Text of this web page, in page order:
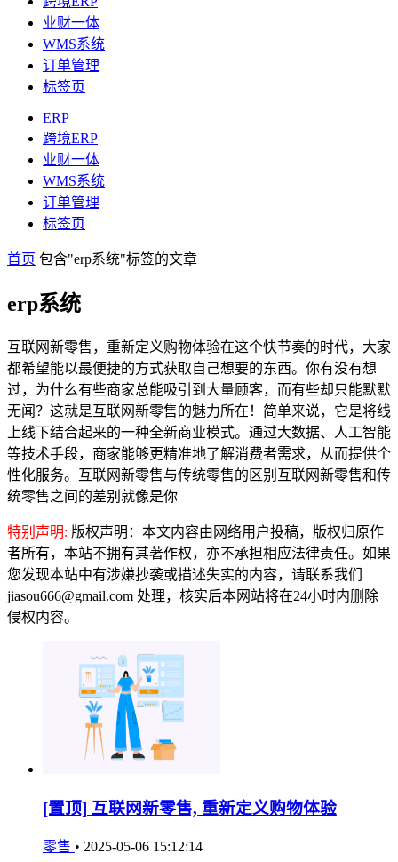
业财一体
WMS系统
订单管理
标签页
ERP
跨境ERP
业财一体
WMS系统
订单管理
标签页
首页 包含"erp系统"标签的文章
erp系统
互联网新零售，重新定义购物体验在这个快节奏的时代，大家
都希望能以最便捷的方式获取自己想要的东西。你有没有想
过，为什么有些商家总能吸引到大量顾客，而有些却只能默默
无闻？这就是互联网新零售的魅力所在！简单来说，它是将线
上线下结合起来的一种全新商业模式。通过大数据、人工智能
等技术手段，商家能够更精准地了解消费者需求，从而提供个
性化服务。互联网新零售与传统零售的区别互联网新零售和传
统零售之间的差别就像是你
特别声明: 版权声明：本文内容由网络用户投稿，版权归原作
者所有，本站不拥有其著作权，亦不承担相应法律责任。如果
您发现本站中有涉嫌抄袭或描述失实的内容，请联系我们
jiasou666@gmail.com 处理，核实后本网站将在24小时内删除
侵权内容。
[置顶] 互联网新零售, 重新定义购物体验
零售 • 2025-05-06 15:12:14